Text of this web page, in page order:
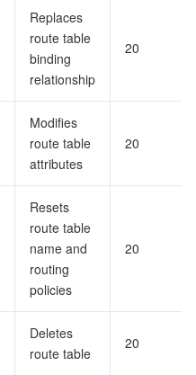
Replaces
route table
binding
relationship
20
Modifies
route table
attributes
20
Resets
route table
name and
routing
policies
20
Deletes
route table
20